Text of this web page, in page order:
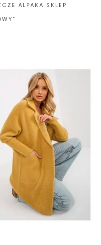
ALPAKA SKLEP